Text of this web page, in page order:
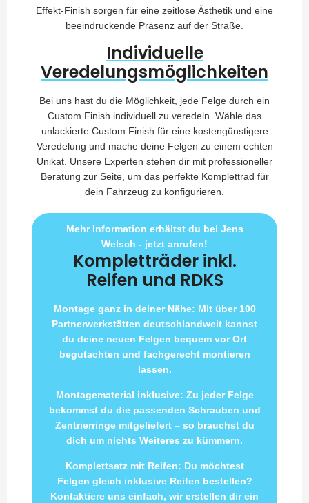
Effekt-Finish sorgen für eine zeitlose Ästhetik und eine
beeindruckende Präsenz auf der Straße.
Individuelle
Veredelungsmöglichkeiten
Bei uns hast du die Möglichkeit, jede Felge durch ein
Custom Finish individuell zu veredeln. Wähle das
unlackierte Custom Finish für eine kostengünstigere
Veredelung und mache deine Felgen zu einem echten
Unikat. Unsere Experten stehen dir mit professioneller
Beratung zur Seite, um das perfekte Komplettrad für
dein Fahrzeug zu konfigurieren.
Mehr Information erhältst du bei Jens
Welsch - jetzt anrufen!
Kompletträder inkl.
Reifen und RDKS
Montage ganz in deiner Nähe: Mit über 100
Partnerwerkstätten deutschlandweit kannst
du deine neuen Felgen bequem vor Ort
begutachten und fachgerecht montieren
lassen.
Montagematerial inklusive: Zu jeder Felge
bekommst du die passenden Schrauben und
Zentrierringe mitgeliefert – so brauchst du
dich um nichts Weiteres zu kümmern.
Komplettsatz mit Reifen: Du möchtest
Felgen gleich inklusive Reifen bestellen?
Kontaktiere uns einfach, wir erstellen dir ein